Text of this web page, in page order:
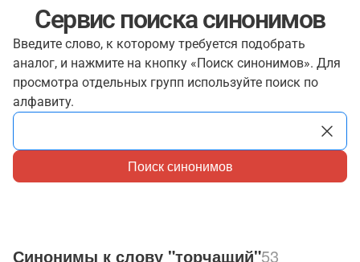
Сервис поиска синонимов
Введите слово, к которому требуется подобрать
аналог, и нажмите на кнопку «Поиск синонимов». Для
просмотра отдельных групп используйте поиск по
алфавиту.
Поиск синонимов
Синонимы к слову "торчащий"53